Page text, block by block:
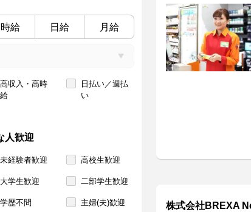
時給 日給 月給
高収入・高時
給
日払い／週払
い
人歓迎
未経験者歓迎 高校生歓迎
大学生歓迎 二部学生歓迎
学歴不問 主婦(夫)歓迎 株式会社BREXA